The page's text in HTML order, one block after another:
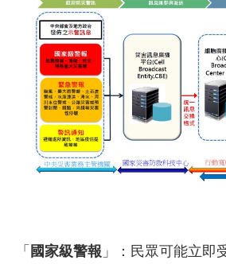
「 國家級警報 」：民眾可能立即